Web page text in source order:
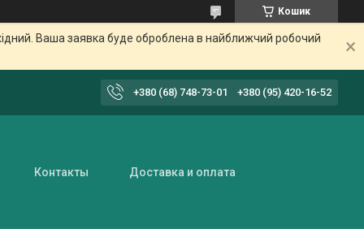
Кошик
Ваша заявка буде оброблена в найближчий робочий
+380 (68) 748-73-01 +380 (95) 420-16-52
Контакты Доставка и оплата